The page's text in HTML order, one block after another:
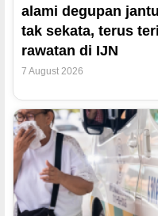
alami degupan
tak sekata, terus
rawatan di IJN
7 August 2026